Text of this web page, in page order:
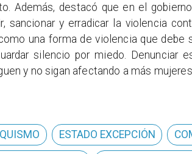
Además, destacó que en el
sancionar y erradicar la violencia
una forma de violencia que debe
silencio por miedo. Denunciar
y no sigan afectando a más
ESTADO EXCEPCIÓN